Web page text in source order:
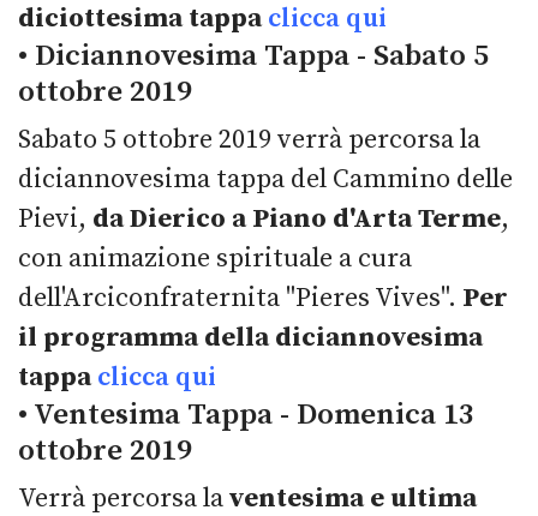
diciottesima tappaclicca qui
• Diciannovesima Tappa - Sabato 5
ottobre 2019
Sabato 5 ottobre 2019 verrà percorsa la
diciannovesima tappa del Cammino delle
Pievi, da Dierico a Piano d'Arta Terme,
con animazione spirituale a cura
dell'Arciconfraternita "Pieres Vives". Per
il programma della diciannovesima
tappaclicca qui
• Ventesima Tappa - Domenica 13
ottobre 2019
Verrà percorsa laventesima e ultima